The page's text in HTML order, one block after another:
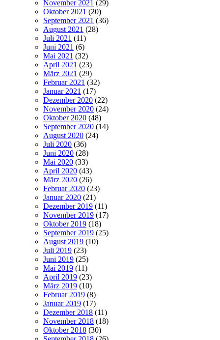
November 2021 (29)
Oktober 2021 (20)
September 2021 (36)
August 2021 (28)
Juli 2021 (11)
Juni 2021 (6)
Mai 2021 (32)
April 2021 (23)
März 2021 (29)
Februar 2021 (32)
Januar 2021 (17)
Dezember 2020 (22)
November 2020 (24)
Oktober 2020 (48)
September 2020 (14)
August 2020 (24)
Juli 2020 (36)
Juni 2020 (28)
Mai 2020 (33)
April 2020 (43)
März 2020 (26)
Februar 2020 (23)
Januar 2020 (21)
Dezember 2019 (11)
November 2019 (17)
Oktober 2019 (18)
September 2019 (25)
August 2019 (10)
Juli 2019 (23)
Juni 2019 (25)
Mai 2019 (11)
April 2019 (23)
März 2019 (10)
Februar 2019 (8)
Januar 2019 (17)
Dezember 2018 (11)
November 2018 (18)
Oktober 2018 (30)